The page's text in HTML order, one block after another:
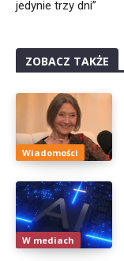
jedynie trzy dni”
ZOBACZ TAKŻE
Wiadomości
W mediach